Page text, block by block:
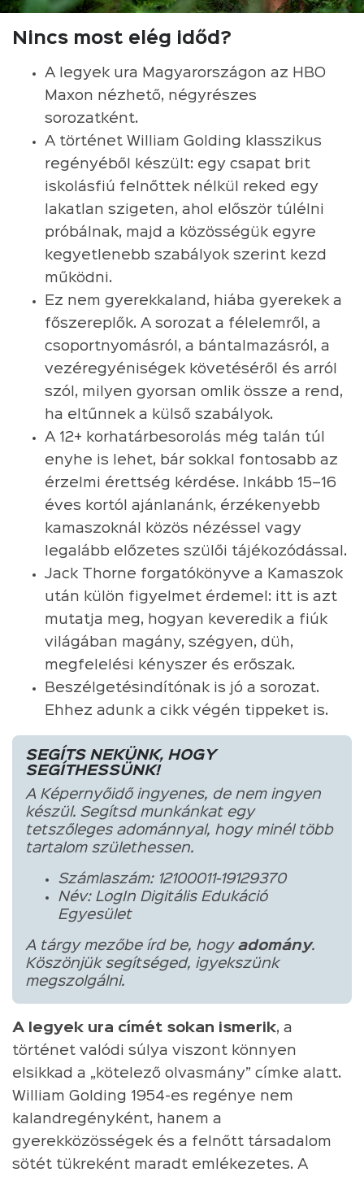
Nincs most elég időd?
A legyek ura Magyarországon az HBO
Maxon nézhető, négyrészes
sorozatként.
A történet William Golding klasszikus
regényéből készült: egy csapat brit
iskolásfiú felnőttek nélkül reked egy
lakatlan szigeten, ahol először túlélni
próbálnak, majd a közösségük egyre
kegyetlenebb szabályok szerint kezd
működni.
Ez nem gyerekkaland, hiába gyerekek a
főszereplők. A sorozat a félelemről, a
csoportnyomásról, a bántalmazásról, a
vezéregyéniségek követéséről és arról
szól, milyen gyorsan omlik össze a rend,
ha eltűnnek a külső szabályok.
A 12+ korhatárbesorolás még talán túl
enyhe is lehet, bár sokkal fontosabb az
érzelmi érettség kérdése. Inkább 15–16
éves kortól ajánlanánk, érzékenyebb
kamaszoknál közös nézéssel vagy
legalább előzetes szülői tájékozódással.
Jack Thorne forgatókönyve a Kamaszok
után külön figyelmet érdemel: itt is azt
mutatja meg, hogyan keveredik a fiúk
világában magány, szégyen, düh,
megfelelési kényszer és erőszak.
Beszélgetésindítónak is jó a sorozat.
Ehhez adunk a cikk végén tippeket is.
SEGÍTS NEKÜNK, HOGY
SEGÍTHESSÜNK!
A Képernyőidő ingyenes, de nem ingyen
készül. Segítsd munkánkat egy
tetszőleges adománnyal, hogy minél több
tartalom születhessen.
Számlaszám: 12100011-19129370
Név: LogIn Digitális Edukáció
Egyesület
A tárgy mezőbe írd be, hogy adomány.
Köszönjük segítséged, igyekszünk
megszolgálni.
A legyek ura címét sokan ismerik, a
történet valódi súlya viszont könnyen
elsikkad a „kötelező olvasmány” címke alatt.
William Golding 1954-es regénye nem
kalandregényként, hanem a
gyerekközösségek és a felnőtt társadalom
sötét tükreként maradt emlékezetes. A